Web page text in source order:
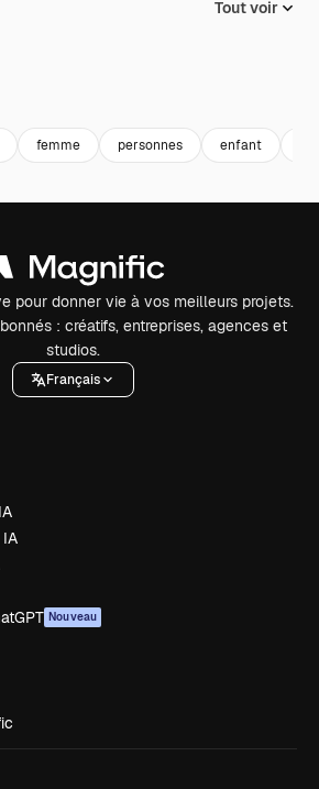
Tout voir
femme personnes enfant
pour donner vie à vos meilleurs projets.
: créatifs, entreprises, agences et
studios.
Français
Nouveau